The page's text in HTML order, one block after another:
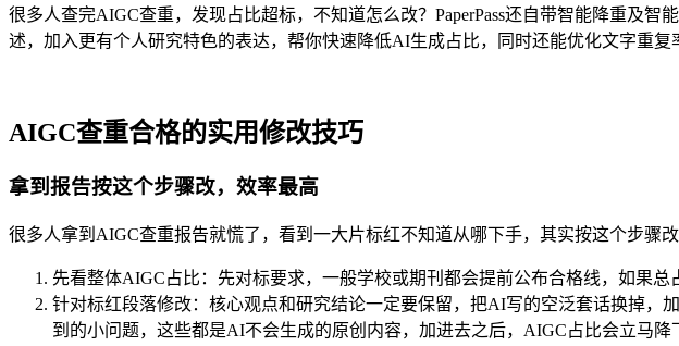
很多人查完AIGC查重，发现占比超标，不知道怎么改？PaperPass还自带智能降重及
述，加入更有个人研究特色的表达，帮你快速降低AI生成占比，同时还能优化文字重复
AIGC查重合格的实用修改技巧
拿到报告按这个步骤改，效率最高
很多人拿到AIGC查重报告就慌了，看到一大片标红不知道从哪下手，其实按这个步骤
先看整体AIGC占比：先对标要求，一般学校或期刊都会提前公布合格线，如果
针对标红段落修改：核心观点和研究结论一定要保留，把AI写的空泛套话换掉，
到的小问题，这些都是AI不会生成的原创内容，加进去之后，AIGC占比会立马降